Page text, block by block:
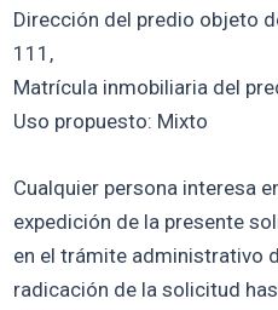
Dirección del predio objeto
111,
Matrícula inmobiliaria del
Uso propuesto: Mixto
Cualquier persona interesa
expedición de la presente
en el trámite administrativo
radicación de la solicitud